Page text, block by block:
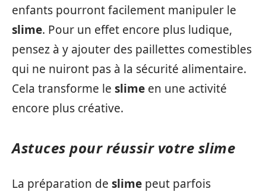
enfants pourront facilement manipuler le
slime. Pour un effet encore plus ludique,
pensez à y ajouter des paillettes comestibles
qui ne nuiront pas à la sécurité alimentaire.
Cela transforme le slime en une activité
encore plus créative.
Astuces pour réussir votre slime
La préparation de slime peut parfois